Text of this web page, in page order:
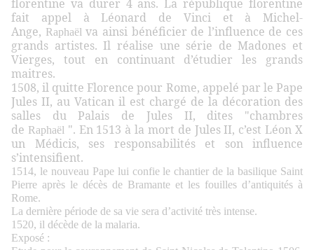
florentine va durer 4 ans. La république florentine
fait appel à Léonard de Vinci et à Michel-
Ange, Raphaëlva ainsi bénéficier de l’influence de ces
grands artistes. Il réalise une série de Madones et
Vierges, tout en continuant d’étudier les grands
maitres.
1508, il quitte Florence pour Rome, appelé par le Pape
Jules II, au Vatican il est chargé de la décoration des
salles du Palais de Jules II, dites "chambres
de Raphaël". En 1513 à la mort de Jules II, c’est Léon X
un Médicis, ses responsabilités et son influence
s’intensifient.
1514, le nouveau Pape lui confie le chantier de la basilique Saint
Pierre après le décès de Bramante et les fouilles d’antiquités à
Rome.
La dernière période de sa vie sera d’activité très intense.
1520, il décède de la malaria.
Exposé :